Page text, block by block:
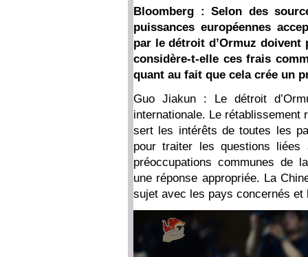
Bloomberg : Selon des
puissances européennes
par le détroit d’Ormuz doivent
considère-t-elle ces frais
quant au fait que cela crée un
Guo Jiakun : Le détroit
internationale. Le rétablissement
sert les intérêts de toutes les
pour traiter les questions liées
préoccupations communes de
une réponse appropriée. La
sujet avec les pays concernés et